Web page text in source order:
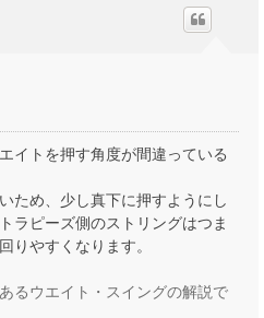
イトを押す角度が間違っている
ため、少し真下に押すようにし
ラピーズ側のストリングはつま
りやすくなります。
るウエイト・スイングの解説で